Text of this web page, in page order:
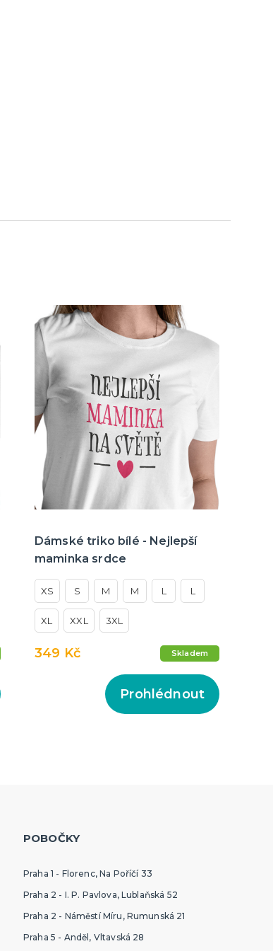
Dámské triko bílé - Nejlepší
maminka srdce
XS S M M L L
XL XXL 3XL
349 Kč Skladem
Prohlédnout
POBOČKY
Praha 1 - Florenc, Na Poříčí 33
Praha 2 - I. P. Pavlova, Lublaňská 52
Praha 2 - Náměstí Míru, Rumunská 21
Praha 5 - Anděl, Vltavská 28